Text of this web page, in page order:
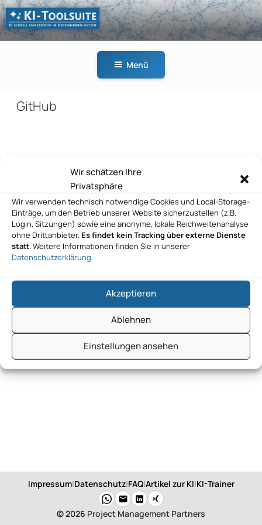
Wir schätzen Ihre
Privatsphäre
Wir verwenden technisch notwendige Cookies und Local-Storage-
Einträge, um den Betrieb unserer Website sicherzustellen (z.B.
Login, Sitzungen) sowie eine anonyme, lokale Reichweitenanalyse
ohne Drittanbieter. Es findet kein Tracking über externe Dienste
statt. Weitere Informationen finden Sie in unserer
Datenschutzerklärung.
Akzeptieren
Ablehnen
Einstellungen ansehen
Zum
Inhalt
springen
KI-
Menü
GitHub
Beitragsnavigation
Nächster
Beitrag
WEITER
GitHub
Impressum|Datenschutz|FAQ|Artikel zur KI|KI-Trainer
© 2026 Project Management Partners